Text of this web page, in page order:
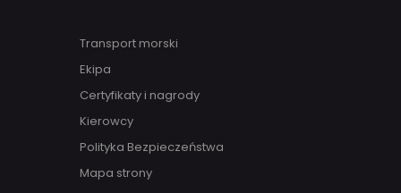
Transport morski
Ekipa
Certyfikaty i nagrody
Kierowcy
Polityka Bezpieczeństwa
Mapa strony